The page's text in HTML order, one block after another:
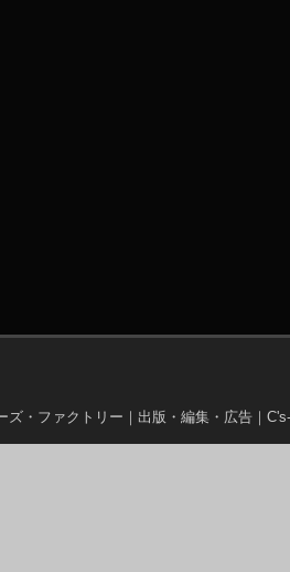
ズ・ファクトリー｜出版・編集・広告｜